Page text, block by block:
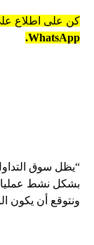
كن على اطلاع
WhatsApp.
“يظل سوق
بشكل نشط
ونتوقع أن يكون النصف